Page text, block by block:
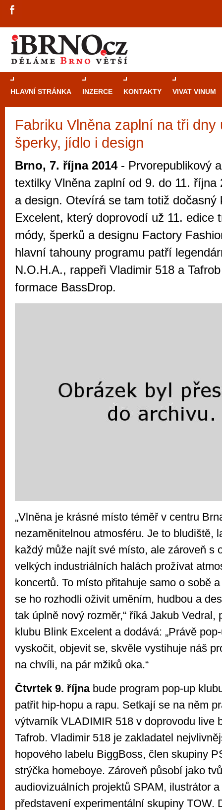
HLAVNÍ STRÁNKA INZERCE KONTAKTY VIVAT VINUM
Fabriku Vlněna zaplní na tři dny
šperky, jídlo i design
Brno, 7. října 2014- Prvorepublikový
textilky Vlněna zaplní od 9. do 11. října
a design. Otevírá se tam totiž dočasný
Excelent, který doprovodí už 11. edice
módy, šperků a designu Factory
hlavní tahouny programu patří
N.O.H.A., rappeři Vladimir 518 a
formace BassDrop.
„Vlněna je krásné místo téměř v centru
nezaměnitelnou atmosféru. Je to bludiště,
každý může najít své místo, ale zároveň s
velkých industriálních halách prožívat
koncertů. To místo přitahuje samo o sobě
se ho rozhodli oživit uměním, hudbou a
tak úplně nový rozměr,“ říká Jakub Vedral,
klubu Blink Excelent a dodává: „Právě
vyskočit, objevit se, skvěle vystihuje náš
na chvíli, na pár mžiků oka.“
Čtvrtek 9. říjnabude program pop-up
patřit hip-hopu a rapu. Setkají se na něm
výtvarník VLADIMIR 518 v doprovodu live
Tafrob. Vladimir 518 je zakladatel
hopového labelu BiggBoss, člen skupiny
strýčka homeboye. Zároveň působí jako
audiovizuálních projektů SPAM, ilustrátor
představení experimentální skupiny TOW.
Průvodce
Brně: Od
Brno je
zajímavé
restaurace,
Mimo jiné je ale také místem, kde si
vyzkoušet různé kasinové hry. V
metropoli naleznete širokou nabídku her
po moderní automaty jak pro pravidelné
příležitostné hráče. V...